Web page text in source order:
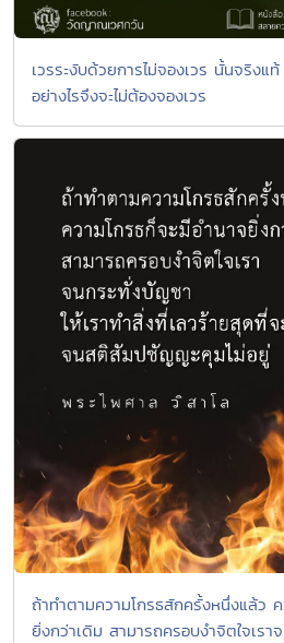
เวรระงับด้วยการไม่จองเวร นั้นจริง
อย่างไรจึงจะไม่ต้องจองเวร
ถ้าทำตามความโกรธสักครั้งหนึ่งแล้ว ค
ยิ่งกว่าเดิม สามารถครอบงำจิตใจเรา